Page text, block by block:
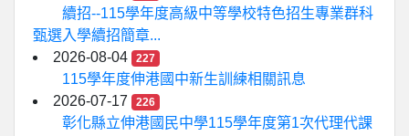
續招--115學年度高級中等學校特色招生專業群科
甄選入學續招簡章...
2026-08-04
227
115學年度伸港國中新生訓練相關訊息
2026-07-17
226
彰化縣立伸港國民中學115學年度第1次代理代課